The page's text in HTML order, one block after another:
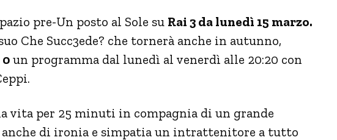
pre-Un posto al Sole su Rai 3 da lunedì 15 marzo.
Che Succ3ede? che tornerà anche in autunno,
un programma dal lunedì al venerdì alle 20:20 con
vita per 25 minuti in compagnia di un grande
anche di ironia e simpatia un intrattenitore a tutto